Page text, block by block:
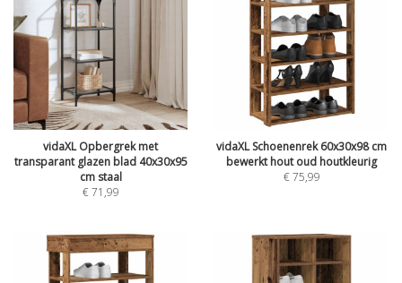
vidaXL Opbergrek met
transparant glazen blad 40x30x95
cm staal
€71,99
vidaXL Schoenenrek 60x30x98 cm
bewerkt hout oud houtkleurig
€75,99